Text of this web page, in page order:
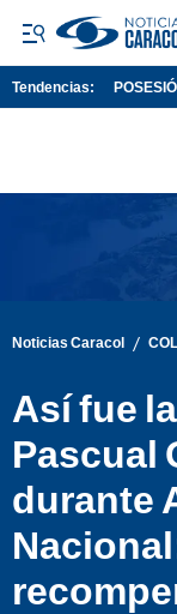
Tendencias:
Noticias Caracol /
Así fue
Pascual
durante